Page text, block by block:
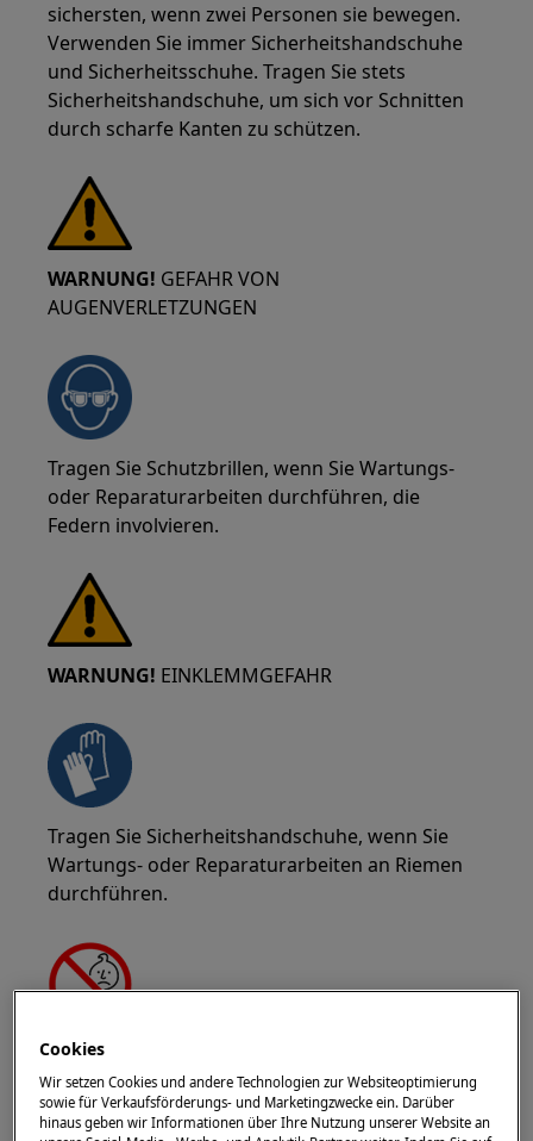
sichersten, wenn zwei Personen sie bewegen.
Verwenden Sie immer Sicherheitshandschuhe
und Sicherheitsschuhe. Tragen Sie stets
Sicherheitshandschuhe, um sich vor Schnitten
durch scharfe Kanten zu schützen.
WARNUNG! GEFAHR VON
AUGENVERLETZUNGEN
Tragen Sie Schutzbrillen, wenn Sie Wartungs-
oder Reparaturarbeiten durchführen, die
Federn involvieren.
WARNUNG! EINKLEMMGEFAHR
Tragen Sie Sicherheitshandschuhe, wenn Sie
Wartungs- oder Reparaturarbeiten an Riemen
durchführen.
WARNUNG!
Kleine Teile nicht für Kinder unter 3 Jahren
geeignet. Halten Sie alle kleinen Teile und
Cookies
Wir setzen Cookies und andere Technologien zur Websiteoptimierung
sowie für Verkaufsförderungs- und Marketingzwecke ein. Darüber
hinaus geben wir Informationen über Ihre Nutzung unserer Website an